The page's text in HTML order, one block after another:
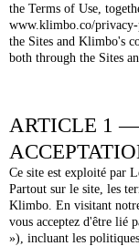
the Terms of Use,
www.klimbo.co/
the Sites and Klimbo's
both through the Sites
ARTICLE 1
Ce site est exploité par
Partout sur le site, les
Klimbo. En visitant notre
vous acceptez d'être lié
»), incluant les